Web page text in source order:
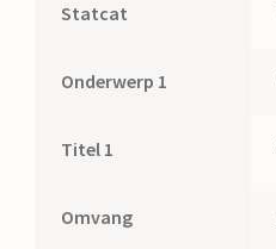
Statcat
Onderwerp 1
Titel 1
Omvang